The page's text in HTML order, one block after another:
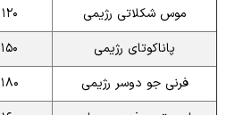
موس شکلاتی رژیمی
۱۲۰ کالری
پاناکوتای رژیمی
۱۵۰ کالری
فرنی جو دوسر رژیمی
۱۸۰ کالری